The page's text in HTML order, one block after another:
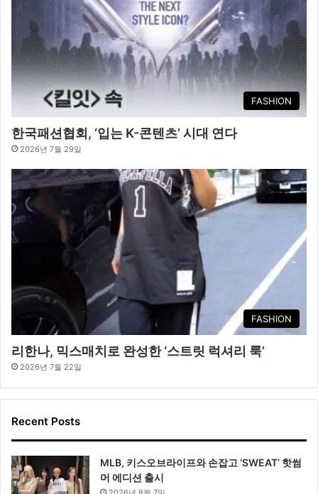
FASHION
한국패션협회, ‘입는 K-콘텐츠’ 시대 연다
2026년 7월 29일
FASHION
리한나, 믹스매치로 완성한 ‘스트릿 럭셔리 룩’
2026년 7월 22일
Recent Posts
MLB, 키스오브라이프와 손잡고 ‘SWEAT’ 핫썸
머 에디션 출시